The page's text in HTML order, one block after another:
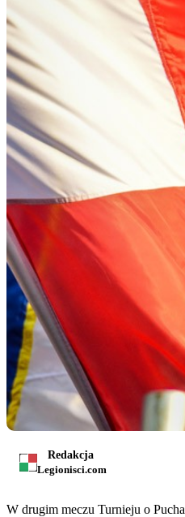
Redakcja
Legionisci.com
W drugim meczu Turnieju o